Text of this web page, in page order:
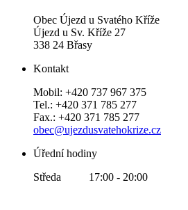
Obec Újezd u Svatého Kříže
Újezd u Sv. Kříže 27
338 24 Břasy
Kontakt
Mobil: +420 737 967 375
Tel.: +420 371 785 277
Fax.: +420 371 785 277
obec@ujezdusvatehokrize.cz
Úřední hodiny
Středa 17:00 - 20:00